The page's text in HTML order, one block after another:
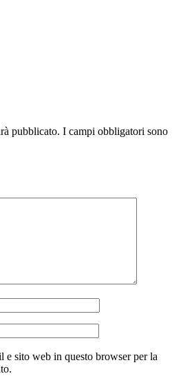
pubblicato. I campi obbligatori sono
e sito web in questo browser per la